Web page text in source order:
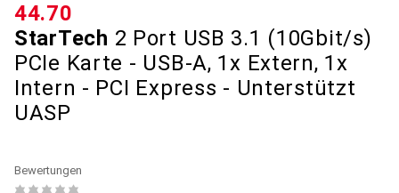
StarTech 2 Port USB 3.1 (10Gbit/s)
PCIe Karte - USB-A, 1x Extern, 1x
Intern - PCI Express - Unterstützt
UASP
CHF
44.70
Bewertungen